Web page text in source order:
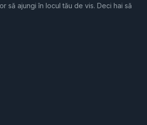
să ajungi în locul tău de vis. Deci hai să